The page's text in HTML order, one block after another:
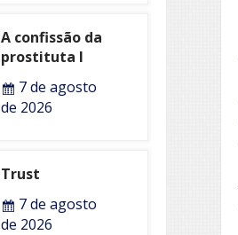
A confissão da
prostituta I
7 de agosto
de 2026
Trust
7 de agosto
de 2026